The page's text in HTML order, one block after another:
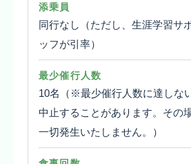
添乗員
同行なし（ただし、生涯学習サ
ッフが引率）
最少催行人数
10名（※最少催行人数に達しな
中止することがあります。その
一切発生いたしません。）